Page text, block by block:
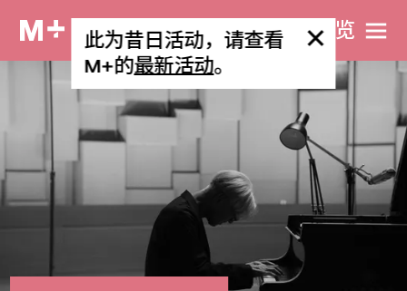
网站导览
此为昔日活动，请查看
M+的最新活动。